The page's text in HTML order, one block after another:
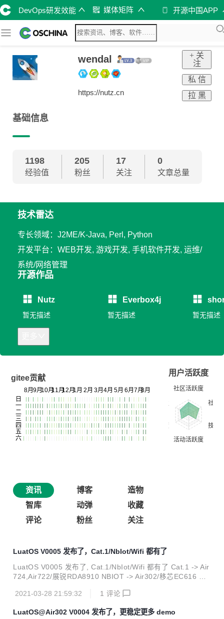
DevOps研发效能 媒体矩阵 开源中国APP
wendal
https://nutz.cn
+ 关
注
私 信
拉 黑
基础信息
1198
经验值
205
粉丝
17
关注
0
文章总量
技术雷达
专长领域：J2ME/K-Java, Perl, Python
开发平台：WEB开发, 游戏开发, 手机软件开发, 运维/
系统/网络管理
开源作品
Nutz
暂无描述
Everbox4j
暂无描述 暂无描述
gitee贡献
用户活跃度
资讯 博客
造物
智库
动弹
收藏
评论
粉丝 关注
LuatOS V0005 发布了，Cat.1/NbIot/Wifi 都有了
LuatOS V0005 发布了, Cat.1/NbIot/Wifi 都有了 Cat.1 -> Air
724,Air722/展锐RDA8910 NBIOT -> Air302/移芯EC616 Wif
层设计 没有虚拟AT接口, 没有ril库, 没有AT命令的解析与回调,
超越AT的信仰, 绕过sdk的AT框架, 实现一整套与AT engine平
2021-03-28 21:59:32 1 评论
LuatOS@Air302 V0004 发布了，更稳定更多 demo